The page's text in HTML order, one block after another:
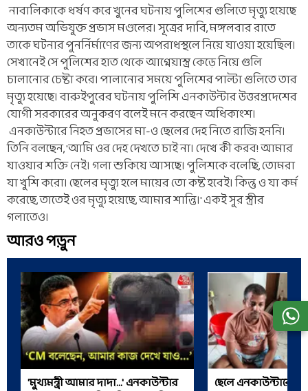
নাবালিকাকে ধর্ষণ করে খুনের ঘটনায় পুলিশের গুলিতে মৃত্যু হয়েছে
অন্যতম অভিযুক্ত প্রভাস মণ্ডলের। সূত্রের দাবি, মঙ্গলবার রাতে
তাকে ঘটনার পুনর্নির্মাণের জন্য অপরাধস্থলে নিয়ে যাওয়া হয়েছিল।
সেখানেই সে পুলিশের হাত থেকে আগ্নেয়াস্ত্র কেড়ে নিয়ে গুলি
চালানোর চেষ্টা করে। পালানোর সময়ে পুলিশের পাল্টা গুলিতে তার
মৃত্যু হয়েছে। বারুইপুরের ঘটনায় পুলিশি এনকাউন্টার উত্তরপ্রদেশের
যোগী সরকারের অনুকরণ বলেই মনে করছেন অধিকাংশ।
এনকাউন্টারে নিহত প্রভাসের মা-ও ছেলের দেহ নিতে রাজি হননি।
তিনি বলছেন, 'আমি ওর দেহ দেখতে চাই না। দেখে কী করব! আমার
যাওয়ার শক্তি নেই। গলা শুকিয়ে আসছে। পুলিশকে বলেছি, তোমরা
যা খুশি করো। ছেলের মৃত্যু হলে মায়ের তো কষ্ট হবেই। কিন্তু ও যা কর্ম
করেছে, তাতেই ওর মৃত্যু হয়েছে, আমার শান্তি।' একই সুর স্ত্রীর
গলাতেও।
আরও পড়ুন
'মুখ্যমন্ত্রী আমার দাদা...' এনকাউন্টার
ছেলে এনকাউন্টারে